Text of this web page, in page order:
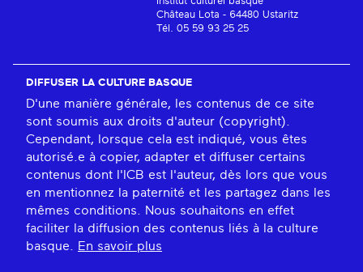
Château Lota - 64480 Ustaritz
Tél. 05 59 93 25 25
DIFFUSER LA CULTURE BASQUE
D'une manière générale, les contenus de ce site
sont soumis aux droits d'auteur (copyright).
Cependant, lorsque cela est indiqué, vous êtes
autorisé.e à copier, adapter et diffuser certains
contenus dont l'ICB est l'auteur, dès lors que vous
en mentionnez la paternité et les partagez dans les
mêmes conditions. Nous souhaitons en effet
faciliter la diffusion des contenus liés à la culture
basque.
En savoir plus